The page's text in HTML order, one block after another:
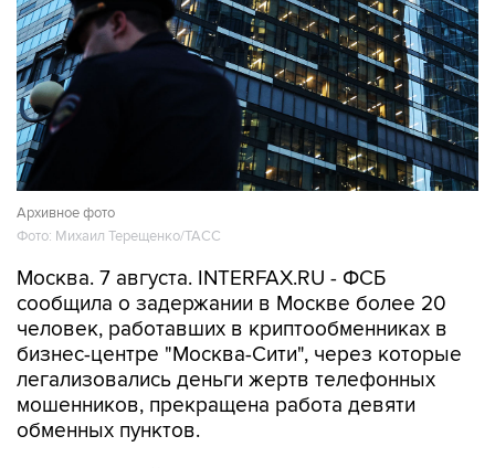
Архивное фото
Фото: Михаил Терещенко/ТАСС
Москва. 7 августа. INTERFAX.RU - ФСБ
человек, работавших в криптообменниках в
бизнес-центре "Москва-Сити", через которые
легализовались деньги жертв телефонных
мошенников, прекращена работа девяти
обменных пунктов.
"Во взаимодействии с МВД России пресечена